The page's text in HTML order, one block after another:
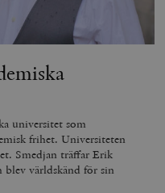
universitet som
frihet. Universiteten
Smedjan träffar Erik
blev världskänd för sin